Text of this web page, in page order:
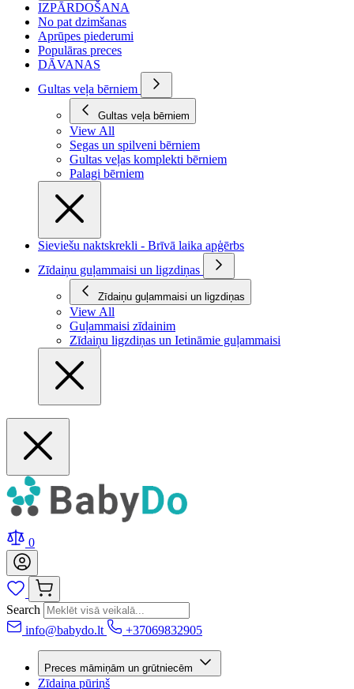
IZPĀRDOŠANA
No pat dzimšanas
Aprūpes piederumi
Populāras preces
DĀVANAS
Gultas veļa bērniem
Gultas veļa bērniem
View All
Segas un spilveni bērniem
Gultas veļas komplekti bērniem
Palagi bērniem
Sieviešu naktskrekli - Brīvā laika apģērbs
Zīdaiņu guļammaisi un ligzdiņas
Zīdaiņu guļammaisi un ligzdiņas
View All
Guļammaisi zīdainim
Zīdaiņu ligzdiņas un Ietināmie guļammaisi
0
Search
info@babydo.lt
+37069832905
Preces māmiņām un grūtniecēm
Zīdaiņa pūriņš